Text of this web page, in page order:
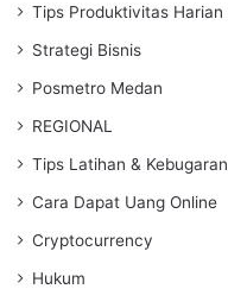
Tips Produktivitas Harian
Strategi Bisnis
Posmetro Medan
REGIONAL
Tips Latihan & Kebugaran
Cara Dapat Uang Online
Cryptocurrency
Hukum